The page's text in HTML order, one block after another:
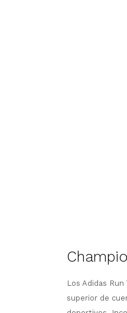
Los Adidas
superior de